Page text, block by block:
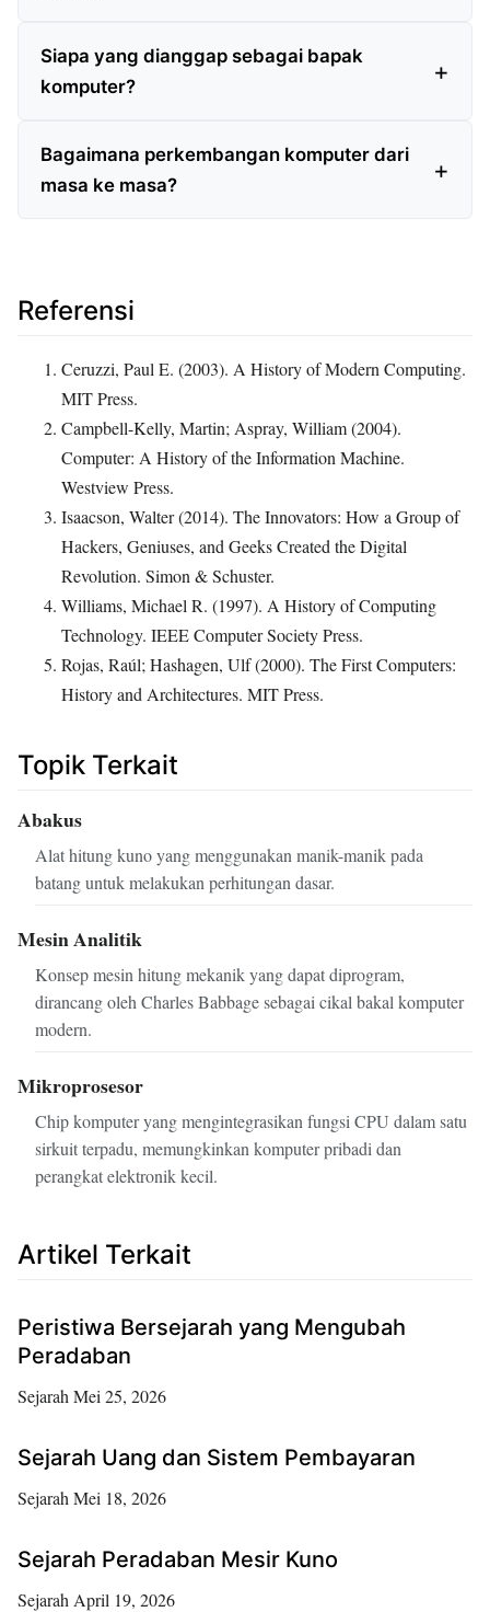
Siapa yang dianggap sebagai bapak
komputer?
Bagaimana perkembangan komputer dari
masa ke masa?
Referensi
Ceruzzi, Paul E. (2003). A History of Modern Computing.
MIT Press.
Campbell-Kelly, Martin; Aspray, William (2004).
Computer: A History of the Information Machine.
Westview Press.
Isaacson, Walter (2014). The Innovators: How a Group of
Hackers, Geniuses, and Geeks Created the Digital
Revolution. Simon & Schuster.
Williams, Michael R. (1997). A History of Computing
Technology. IEEE Computer Society Press.
Rojas, Raúl; Hashagen, Ulf (2000). The First Computers:
History and Architectures. MIT Press.
Topik Terkait
Abakus
Alat hitung kuno yang menggunakan manik-manik pada
batang untuk melakukan perhitungan dasar.
Mesin Analitik
Konsep mesin hitung mekanik yang dapat diprogram,
dirancang oleh Charles Babbage sebagai cikal bakal komputer
modern.
Mikroprosesor
Chip komputer yang mengintegrasikan fungsi CPU dalam satu
sirkuit terpadu, memungkinkan komputer pribadi dan
perangkat elektronik kecil.
Artikel Terkait
Peristiwa Bersejarah yang Mengubah
Peradaban
Sejarah Mei 25, 2026
Sejarah Uang dan Sistem Pembayaran
Sejarah Mei 18, 2026
Sejarah Peradaban Mesir Kuno
Sejarah April 19, 2026